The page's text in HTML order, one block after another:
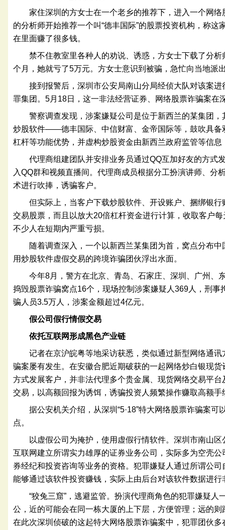
家住深圳的方女士在一个老乡的推荐下，进入一个网
的分析师开始推荐一个叫“德丰国际”的股票投资机构，称
在里面赚了很多钱。
禁不住教室里各种人的劝说、诱惑，方女士下载了分
个月，她就亏了5万元。方女士意识到被骗，急忙向当地派
接到报警后，深圳市公安局南山分局经侦大队对该案
罪集团。5月18日，这一非法经营证券、网络股票诈骗案在
警察调查发现，涉案嫌疑公司是位于新西兰的某集团，
炒股软件——德丰国际、中信财富、金帝国际等，鼓吹具备
杠杆等功能优势，并虚构炒股资金由新西兰政府监管等信
代理商组建团队并安排业务员通过QQ互加好友的方式
入QQ群和视频直播间。代理商成员根据分工扮演讲师、分
术进行吹捧，诱骗客户。
但实际上，当客户下载炒股软件、开设账户、捆绑银
交易股票，而且以放大20倍杠杆资金进行计算，收取客户
不少人在短期内严重亏损。
随着调查深入，一个以新西兰某集团为首，窝点分布
用炒股软件虚假交易的跨境诈骗团伙浮出水面。
今年8月，警方在北京、青岛、石家庄、深圳、广州、
捣毁股票诈骗窝点16个，现场控制涉案嫌疑人369人，刑
骗人员3.5万人，涉案金额超过4亿元。
假公司假行情假交易
依托互联网形成黑色产业链
记者在京沪皖粤等地采访获悉，类似通过新型网络通
骗案屡有发生。在安徽合肥近期破获的一起网络炒白银现
方式发展客户，并非法代理多个贵金属、现货网络交易平
交易，以高额回报为诱饵，诱骗投资人频繁操作赚取高额手
据公安机关介绍，从深圳“5·18”特大网络股票诈骗案
点。
以虚假公司为掩护，使用虚假行情软件。深圳市南山
互联网建立所谓实力雄厚的证券业务公司，实际多为空壳
券经纪和投资咨询等业务的资格。犯罪嫌疑人通过所谓公
能够通过该软件投资赚钱，实际上由后台对该软件数据进
“狡兔三窟”，逃避监管。扮演代理商角色的犯罪嫌疑
公，近的可能会在同一栋大厦的上下层，方便管理；远的
在此次深圳侦破的这起特大网络股票诈骗案中，犯罪团伙